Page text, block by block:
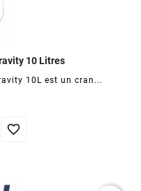
10 Litres
10L est un cran...
